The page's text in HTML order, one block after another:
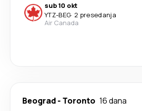
sub 10 okt
YTZ-BEG· 2 presedanja
Air Canada
Beograd- Toronto 16 dana